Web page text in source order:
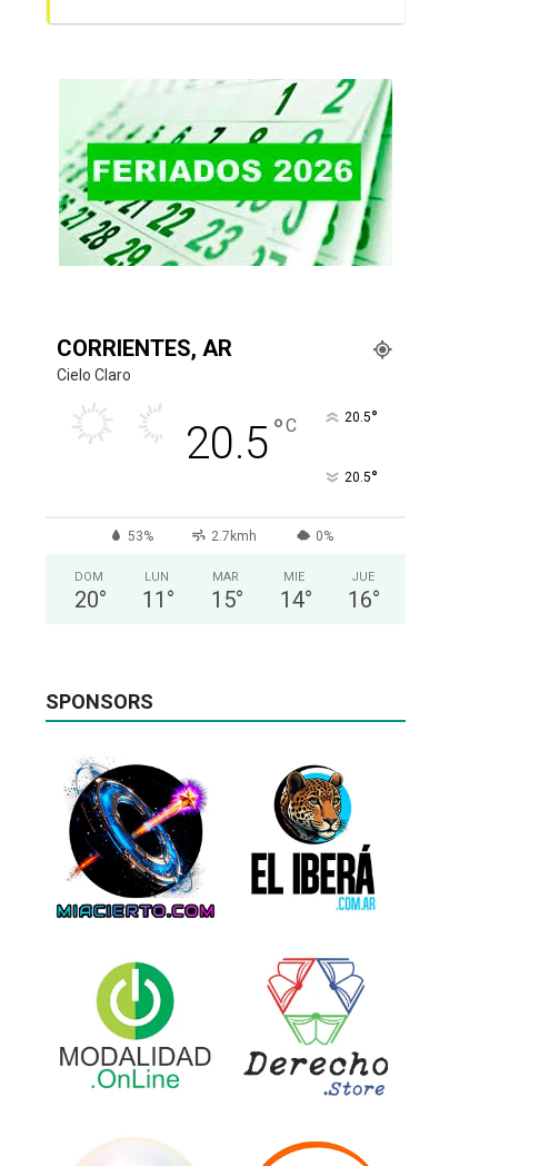
CORRIENTES, AR
Cielo Claro
20.5°C 20.5°
20.5°
53% 2.7kmh 0%
DOM
20°
LUN
11 °
MAR
15°
MIE
14°
JUE
16°
SPONSORS